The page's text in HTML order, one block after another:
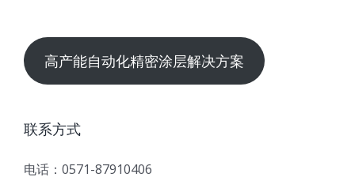
高产能自动化精密涂层解决方案
联系方式
电话：0571-87910406